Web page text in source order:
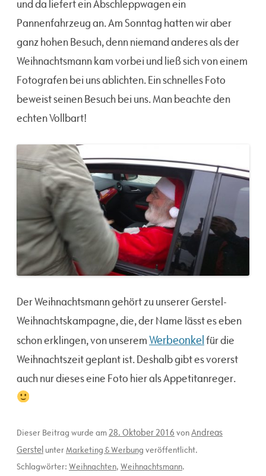
und da liefert ein Abschleppwagen ein
Pannenfahrzeug an. Am Sonntag hatten wir aber
ganz hohen Besuch, denn niemand anderes als der
Weihnachtsmann kam vorbei und ließ sich von einem
Fotografen bei uns ablichten. Ein schnelles Foto
beweist seinen Besuch bei uns. Man beachte den
echten Vollbart!
Der Weihnachtsmann gehört zu unserer Gerstel-
Weihnachtskampagne, die, der Name lässt es eben
schon erklingen, von unseremWerbeonkelfür die
Weihnachtszeit geplant ist. Deshalb gibt es vorerst
auch nur dieses eine Foto hier als Appetitanreger.
Dieser Beitrag wurde am 28. Oktober 2016 vonAndreas
Gerstel unterMarketing & Werbung veröffentlicht.
Schlagwörter: Weihnachten, Weihnachtsmann.